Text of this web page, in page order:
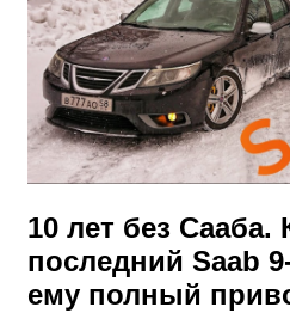
10 лет без
последний Saab
ему полный